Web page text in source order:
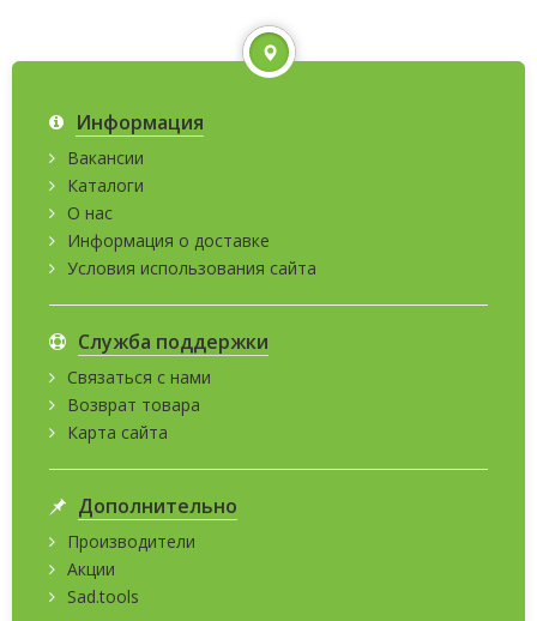
Информация
Вакансии
Каталоги
О нас
Информация о доставке
Условия использования сайта
Служба поддержки
Связаться с нами
Возврат товара
Карта сайта
Дополнительно
Производители
Акции
Sad.tools